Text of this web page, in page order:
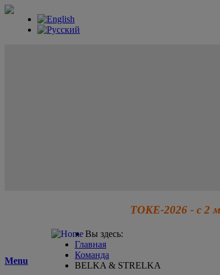
ТОКЕ-2026 - с 2
Menu
Вы здесь:
Главная
Команда
BELKA & STRELKA